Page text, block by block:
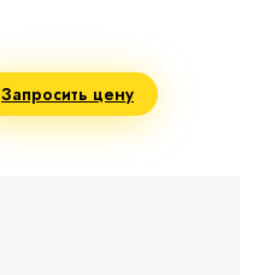
Запросить цену